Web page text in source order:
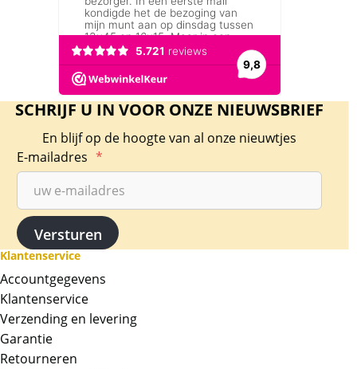
SCHRIJF U IN VOOR ONZE NIEUWSBRIEF
En blijf op de hoogte van al onze nieuwtjes
E-mailadres *
Klantenservice
Accountgegevens
Klantenservice
Verzending en levering
Garantie
Retourneren